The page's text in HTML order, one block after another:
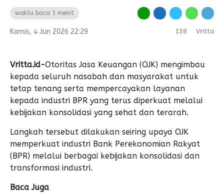
waktu baca 1 menit
Kamis, 4 Jun 2026 22:29 138 Vritta
Vritta.id-Otoritas Jasa Keuangan (OJK) mengimbau
kepada seluruh nasabah dan masyarakat untuk
tetap tenang serta mempercayakan layanan
kepada industri BPR yang terus diperkuat melalui
kebijakan konsolidasi yang sehat dan terarah.
Langkah tersebut dilakukan seiring upaya OJK
memperkuat industri Bank Perekonomian Rakyat
(BPR) melalui berbagai kebijakan konsolidasi dan
transformasi industri.
Baca Juga